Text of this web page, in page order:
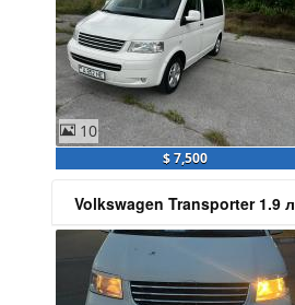
10
$ 7,500
Volkswagen Transporter 1.9 л